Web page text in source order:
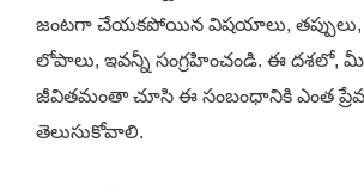
జంటగా చేయకపోయిన విషయాలు,
లోపాలు, ఇవన్నీ సంగ్రహించండి. ఈ దశలో,
జీవితమంతా చూసి ఈ సంబంధానికి ఎంత
తెలుసుకోవాలి.